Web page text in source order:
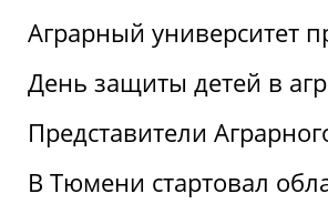
Аграрный университет
День защиты детей в
Представители
В Тюмени стартовал